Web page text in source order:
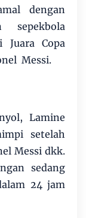
dengan
sepekbola
Juara Copa
Messi.
Lamine
setelah
Messi dkk.
sedang
24 jam